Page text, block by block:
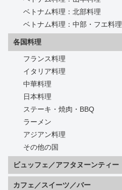
ベトナム料理：北部料理
ベトナム料理：中部・フエ料理
各国料理
フランス料理
イタリア料理
中華料理
日本料理
ステーキ・焼肉・BBQ
ラーメン
アジアン料理
その他の国
ビュッフェ／アフタヌーンティー
カフェ／スイーツ／バー